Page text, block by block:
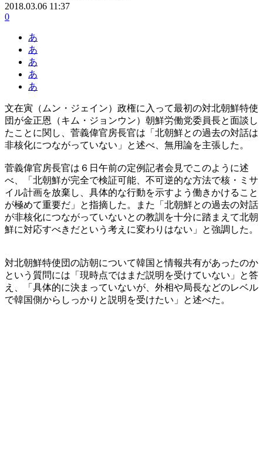
2018.03.06 11:37
0
あ
あ
あ
あ
あ
文在寅（ムン・ジェイン）政権に入って最初の対北朝鮮特使
団が金正恩（キム・ジョンウン）朝鮮労働党委員長と面談し
たことに関し、菅義偉官房長官は「北朝鮮との過去の対話は
非核化につながっていない」と述べ、無用論を主張した。
菅義偉官房長官は６日午前の定例記者会見でこのように述
べ、「北朝鮮が完全で検証可能、不可逆的な方法で核・ミサ
イル計画を放棄し、具体的な行動を示すよう働きかけること
が極めて重要だ」と指摘した。また「北朝鮮との過去の対話
が非核化につながっていないとの教訓を十分に踏まえて北朝
鮮に対応すべきだという考えに変わりはない」と強調した。
対北朝鮮特使団の訪朝について韓国と情報共有があったのか
という質問には「現時点ではまだ説明を受けていない」と答
え、「具体的に決まっていないが、外相や局長などのレベル
で韓国側からしっかりと説明を受けたい」と述べた。